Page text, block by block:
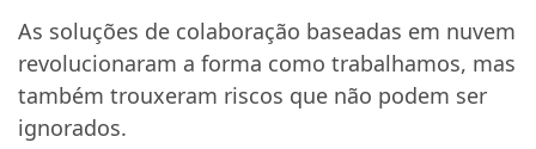
As soluções de colaboração baseadas em nuvem
revolucionaram a forma como trabalhamos, mas
também trouxeram riscos que não podem ser
ignorados.